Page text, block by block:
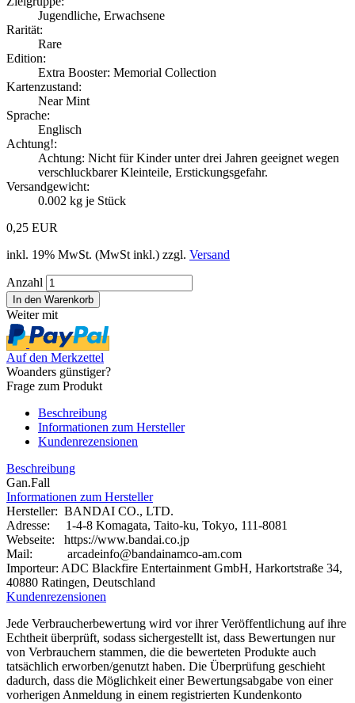
Jugendliche, Erwachsene
Rarität:
Rare
Edition:
Extra Booster: Memorial Collection
Kartenzustand:
Near Mint
Sprache:
Englisch
Achtung!:
Achtung: Nicht für Kinder unter drei Jahren geeignet wegen
verschluckbarer Kleinteile, Erstickungsgefahr.
Versandgewicht:
0.002 kg je Stück
0,25 EUR
inkl. 19% MwSt. (MwSt inkl.) zzgl. Versand
Anzahl
Weiter mit
Auf den Merkzettel
Woanders günstiger?
Frage zum Produkt
Beschreibung
Informationen zum Hersteller
Kundenrezensionen
Beschreibung
Gan.Fall
Informationen zum Hersteller
Hersteller: BANDAI CO., LTD.
Adresse: 1-4-8 Komagata, Taito-ku, Tokyo, 111-8081
Webseite:
https://www.bandai.co.jp
Mail: arcadeinfo@bandainamco-am.com
Importeur: ADC Blackfire Entertainment GmbH, Harkortstraße 34,
40880 Ratingen, Deutschland
Kundenrezensionen
Jede Verbraucherbewertung wird vor ihrer Veröffentlichung auf ihre
Echtheit überprüft, sodass sichergestellt ist, dass Bewertungen nur
von Verbrauchern stammen, die die bewerteten Produkte auch
tatsächlich erworben/genutzt haben. Die Überprüfung geschieht
dadurch, dass die Möglichkeit einer Bewertungsabgabe von einer
vorherigen Anmeldung in einem registrierten Kundenkonto